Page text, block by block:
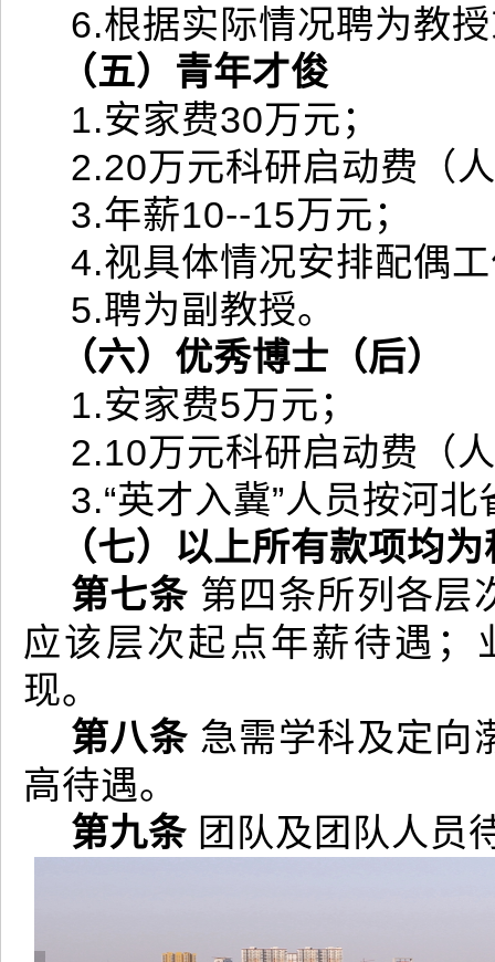
6.根据实际情况聘为教
（五）青年才俊
1.安家费30万元；
2.20万元科研启动费（
3.年薪10--15万元；
4.视具体情况安排配偶
5.聘为副教授。
（六）优秀博士（后）
1.安家费5万元；
2.10万元科研启动费（
3.“英才入冀”人员按河
（七）以上所有款项均
第七条 第四条所列各层
应该层次起点年薪待遇
现。
第八条 急需学科及定向
高待遇。
第九条 团队及团队人员